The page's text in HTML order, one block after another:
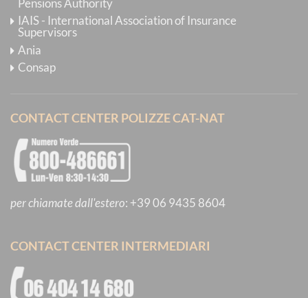
IAIS - International Association of Insurance
Supervisors
Ania
Consap
CONTACT CENTER POLIZZE CAT-NAT
per chiamate dall'estero: +39 06 9435 8604
CONTACT CENTER INTERMEDIARI